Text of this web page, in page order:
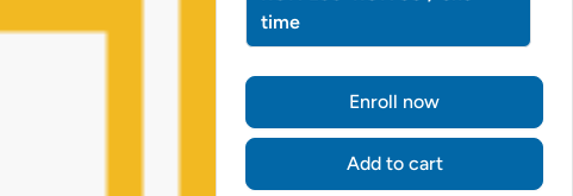
time
Enroll now
Add to cart